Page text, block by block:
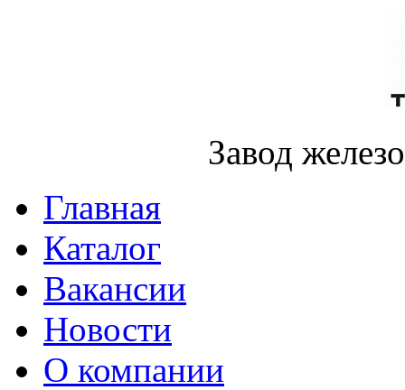
Завод
Главная
Каталог
Вакансии
Новости
О компании